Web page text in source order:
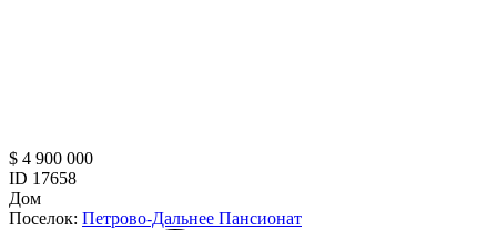
$ 4 900 000
ID 17658
Дом
Поселок: Петрово-Дальнее Пансионат